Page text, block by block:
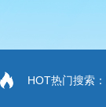
HOT热门搜索：